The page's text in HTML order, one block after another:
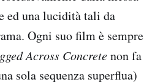
ed una lucidità tali da
Ogni suo film è sempre
Across Concretenon fa
sola sequenza superflua)